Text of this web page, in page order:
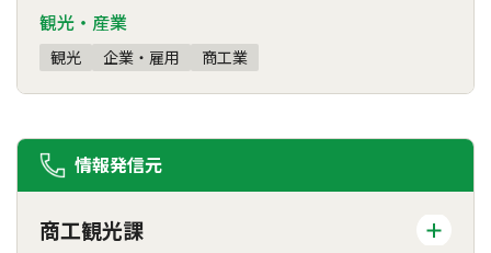
観光・産業
観光 企業・雇用 商工業
情報発信元
商工観光課